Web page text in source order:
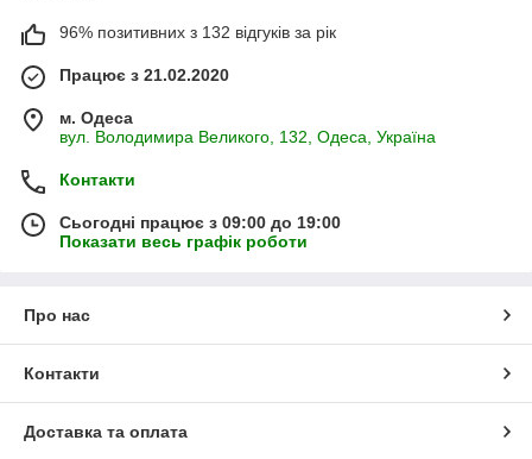
96% позитивних з 132 відгуків за рік
Працює з 21.02.2020
м. Одеса
вул. Володимира Великого, 132, Одеса, Україна
Контакти
Сьогодні працює з 09:00 до 19:00
Показати весь графік роботи
Про нас
Контакти
Доставка та оплата